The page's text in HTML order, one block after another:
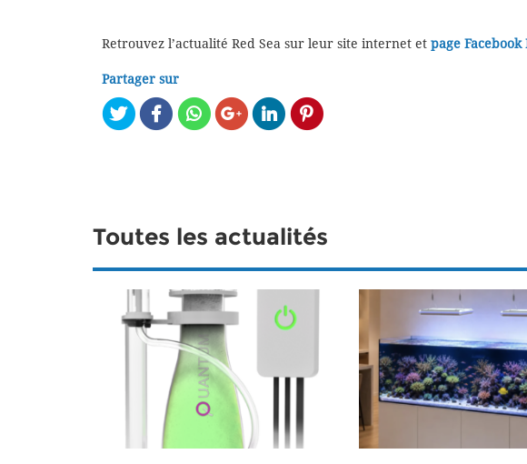
Retrouvez l’actualité Red Sea sur leur site internet et page Facebook
Partager sur
Toutes les actualités